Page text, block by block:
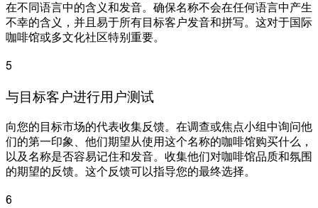
在不同语言中的含义和发音。确保名称不会在任何语言中产生
不幸的含义，并且易于所有目标客户发音和拼写。这对于国际
咖啡馆或多文化社区特别重要。
5
与目标客户进行用户测试
向您的目标市场的代表收集反馈。在调查或焦点小组中询问他
们的第一印象、他们期望从使用这个名称的咖啡馆购买什么，
以及名称是否容易记住和发音。收集他们对咖啡馆品质和氛围
的期望的反馈。这个反馈可以指导您的最终选择。
6